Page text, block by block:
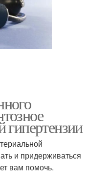
гипертензии
и придерживаться
вам помочь.